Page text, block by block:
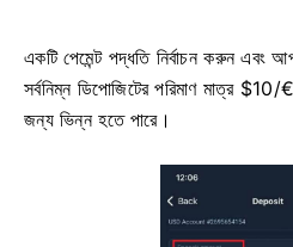
একটি পেমেন্ট পদ্ধতি নির্বাচন করুন এবং
সর্বনিম্ন ডিপোজিটের পরিমাণ মাত্র
জন্য ভিন্ন হতে পারে।